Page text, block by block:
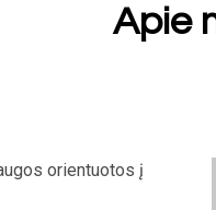
Apie
orientuotos į